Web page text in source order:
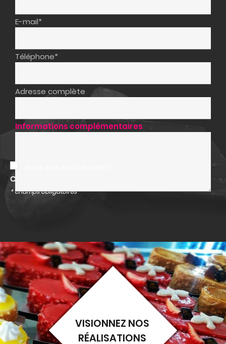
E-mail*
Téléphone*
Adresse complète
Informations complémentaires
Click and collect désactivé
* champs obligatoires
VISIONNEZ NOS
RÉALISATIONS